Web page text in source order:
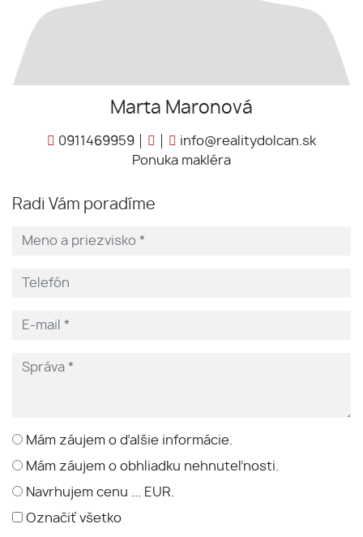
Marta Maronová
0911469959
info@realitydolcan.sk
Ponuka makléra
Radi Vám poradíme
Mám záujem o ďalšie informácie.
Mám záujem o obhliadku nehnuteľnosti.
Navrhujem cenu ... EUR.
Označiť všetko